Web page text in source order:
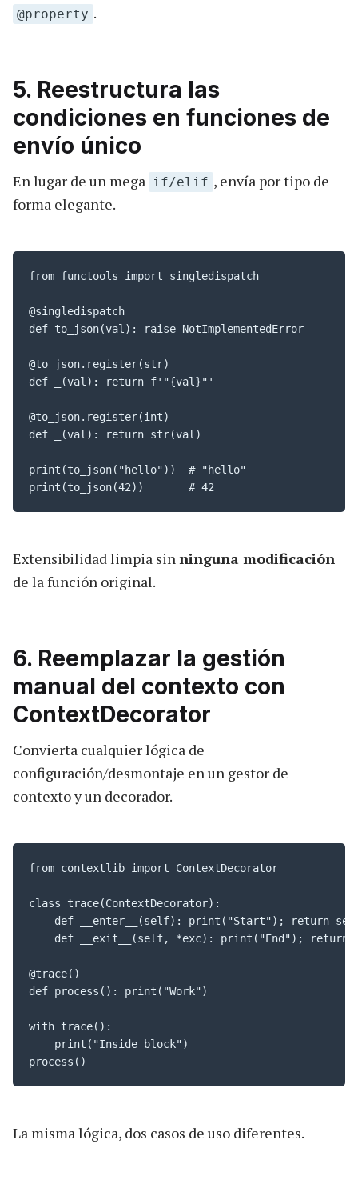
@property .
5. Reestructura las
condiciones en funciones de
envío único
En lugar de un mega if/elif , envía por tipo de
forma elegante.
from functools import singledispatch
@singledispatch
def to_json(val): raise NotImplementedError
@to_json.register(str)
def _(val): return f'"{val}"'
@to_json.register(int)
def _(val): return str(val)
print(to_json("hello"))  # "hello"
print(to_json(42))       # 42
Extensibilidad limpia sinninguna modificación
de la función original.
6. Reemplazar la gestión
manual del contexto con
ContextDecorator
Convierta cualquier lógica de
configuración/desmontaje en un gestor de
contexto y un decorador.
from contextlib import ContextDecorator
class trace(ContextDecorator):
def __enter__(self): print("Start"); return
def __exit__(self, *exc): print("End"); return
@trace()
def process(): print("Work")
with trace():
    print("Inside block")
process()
La misma lógica, dos casos de uso diferentes.